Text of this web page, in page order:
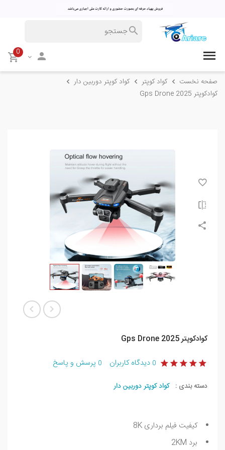
0
صفحه نخست کواد کوپتر
کواد کوپتر دوربین دار
کوادکوپتر Gps Drone 2025
کوادکوپتر Gps Drone 2025
0 دیدگاه کاربران 0 پرسش و پاسخ
دسته بندی : کواد کوپتر دوربین دار
کیفیت فیلم برداری 8K
برد 2KM